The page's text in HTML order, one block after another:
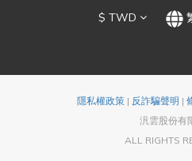
$ TWD
隱私權政策| 反詐騙聲明 |
汎雲股份有
ALL RIGHTS